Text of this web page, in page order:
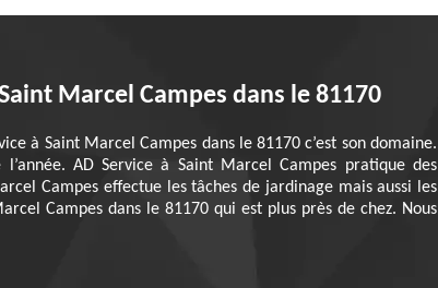
Marcel Campes dans le 81170
à Saint Marcel Campes dans le 81170 c’est son domaine.
AD Service à Saint Marcel Campes pratique des
Campes effectue les tâches de jardinage mais aussi les
Campes dans le 81170 qui est plus près de chez. Nous